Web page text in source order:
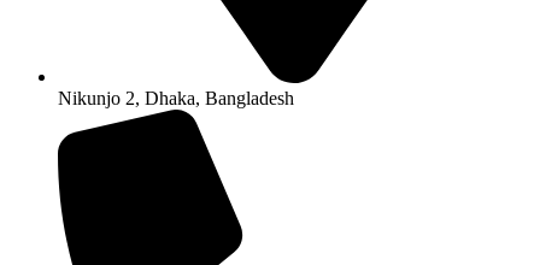
Nikunjo 2, Dhaka, Bangladesh